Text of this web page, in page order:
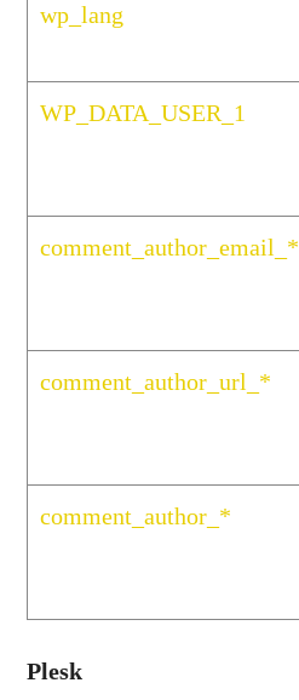
wp_lang
WP_DATA_USER_1
comment_author_email_*
comment_author_url_*
comment_author_*
Plesk